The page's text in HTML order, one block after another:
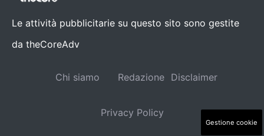
Le attività pubblicitarie su questo sito sono gestite
da theCoreAdv
Chi siamo Redazione Disclaimer
Privacy Policy
Gestione cookie